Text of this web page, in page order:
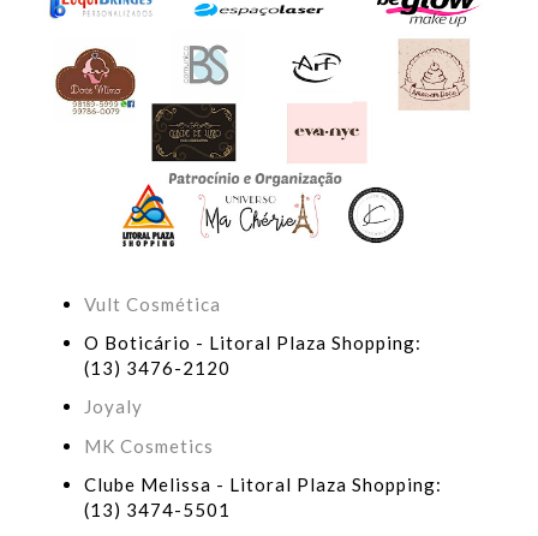
Vult Cosmética
O Boticário - Litoral Plaza Shopping:
(13) 3476-2120
Joyaly
MK Cosmetics
Clube Melissa - Litoral Plaza Shopping:
(13) 3474-5501